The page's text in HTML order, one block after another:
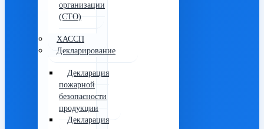
организации
(СТО)
ХАССП
Декларирование
Декларация
пожарной
безопасности
продукции
Декларация